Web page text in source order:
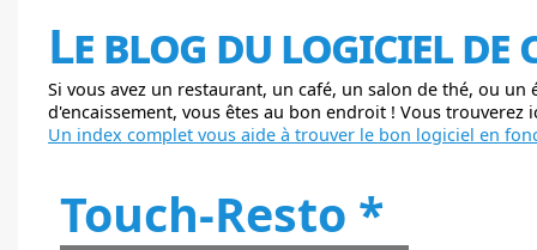
Le blog du logiciel de
Si vous avez un restaurant, un café, un salon de thé, ou
d'encaissement, vous êtes au bon endroit ! Vous
Un index complet vous aide à trouver le bon logiciel en
Touch-Resto *